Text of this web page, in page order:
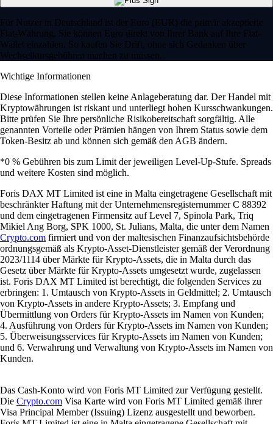
Für Nutzer in Deutschland ist der Euro (EUR) die primär akzeptierte
Fiat-Währung. Sie können Euro direkt von Ihrer Bank auf Ihre Fiat-
Wallet einzahlen. So kaufen Sie Drift, ohne sich Gedanken über
Wechselkursgebühren machen zu müssen.
Wichtige Informationen
Diese Informationen stellen keine Anlageberatung dar. Der Handel mit
Kryptowährungen ist riskant und unterliegt hohen Kursschwankungen.
Bitte prüfen Sie Ihre persönliche Risikobereitschaft sorgfältig. Alle
genannten Vorteile oder Prämien hängen von Ihrem Status sowie dem
Token-Besitz ab und können sich gemäß den AGB ändern.
*0 % Gebühren bis zum Limit der jeweiligen Level-Up-Stufe. Spreads
und weitere Kosten sind möglich.
Foris DAX MT Limited ist eine in Malta eingetragene Gesellschaft mit
beschränkter Haftung mit der Unternehmensregisternummer C 88392
und dem eingetragenen Firmensitz auf Level 7, Spinola Park, Triq
Mikiel Ang Borg, SPK 1000, St. Julians, Malta, die unter dem Namen
Crypto.com firmiert und von der maltesischen Finanzaufsichtsbehörde
ordnungsgemäß als Krypto-Asset-Dienstleister gemäß der Verordnung
2023/1114 über Märkte für Krypto-Assets, die in Malta durch das
Gesetz über Märkte für Krypto-Assets umgesetzt wurde, zugelassen
ist. Foris DAX MT Limited ist berechtigt, die folgenden Services zu
erbringen: 1. Umtausch von Krypto-Assets in Geldmittel; 2. Umtausch
von Krypto-Assets in andere Krypto-Assets; 3. Empfang und
Übermittlung von Orders für Krypto-Assets im Namen von Kunden;
4. Ausführung von Orders für Krypto-Assets im Namen von Kunden;
5. Überweisungsservices für Krypto-Assets im Namen von Kunden;
und 6. Verwahrung und Verwaltung von Krypto-Assets im Namen von
Kunden.
Das Cash-Konto wird von Foris MT Limited zur Verfügung gestellt.
Die Crypto.com Visa Karte wird von Foris MT Limited gemäß ihrer
Visa Principal Member (Issuing) Lizenz ausgestellt und beworben.